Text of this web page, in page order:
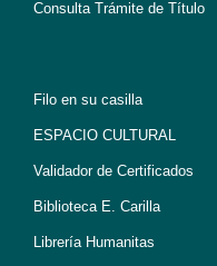
Consulta Trámite de Título
Filo en su casilla
ESPACIO CULTURAL
Validador de Certificados
Biblioteca E. Carilla
Librería Humanitas